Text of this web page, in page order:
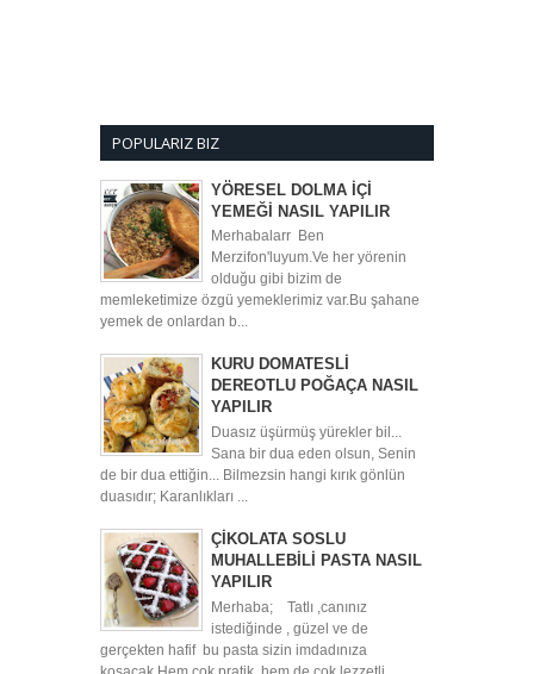
POPULARIZ BIZ
YÖRESEL DOLMA İÇİ
YEMEĞİ NASIL YAPILIR
Merhabalarr Ben
Merzifon'luyum.Ve her yörenin
olduğu gibi bizim de
memleketimize özgü yemeklerimiz var.Bu şahane
yemek de onlardan b...
KURU DOMATESLİ
DEREOTLU POĞAÇA NASIL
YAPILIR
Duasız üşürmüş yürekler bil...
Sana bir dua eden olsun, Senin
de bir dua ettiğin... Bilmezsin hangi kırık gönlün
duasıdır; Karanlıkları ...
ÇİKOLATA SOSLU
MUHALLEBİLİ PASTA NASIL
YAPILIR
Merhaba; Tatlı ,canınız
istediğinde , güzel ve de
gerçekten hafif bu pasta sizin imdadınıza